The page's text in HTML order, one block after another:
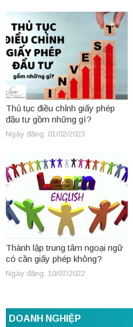
Thủ tục điều chỉnh giấy phép
đầu tư gồm những gì?
Ngày đăng: 01/02/2023
Thành lập trung tâm ngoại ngữ
có cần giấy phép không?
Ngày đăng: 10/07/2022
DOANH NGHIỆP